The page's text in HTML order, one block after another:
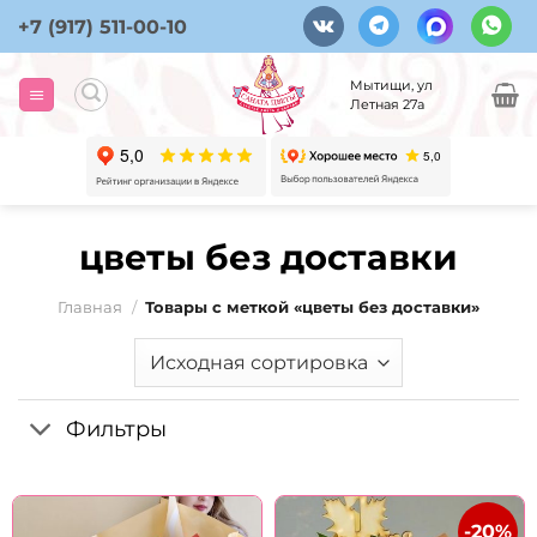
Skip
content
+7 (917) 511-00-10
Мытищи, ул
Летная 27а
цветы без доставки
Главная / Товары с меткой «цветы без доставки»
Фильтры
-20%